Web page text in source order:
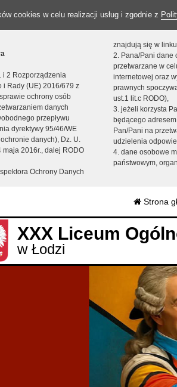
cookies w celu realizacji usług i zgodnie z
i 2 Rozporządzenia
i Rady (UE) 2016/679 z
ochrony osób
danych
przepływu
dyrektywy 95/46/WE
danych), Dz. U.
maja 2016r., dalej RODO
Ochrony Danych
znajdują się w
2. Pana/Pani dane
przetwarzane w
internetowej oraz
prawnych
ust.1 lit.c RODO),
3. jeżeli korzysta
będącego
Pan/Pani na
udzielenia
4. dane osobowe
państwowym,
Strona
XXX Liceum
w Łodzi